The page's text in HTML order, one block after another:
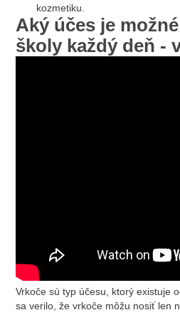
kozmetiku.
Aký účes je
školy každý deň -
Vrkoče sú typ účesu, ktorý existuje
sa verilo, že vrkoče môžu nosiť len